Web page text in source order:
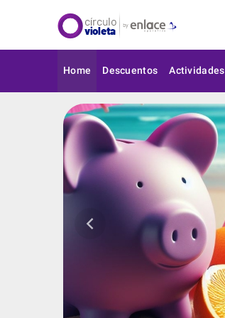
Home Descuentos Actividades
keyboard_arrow_left